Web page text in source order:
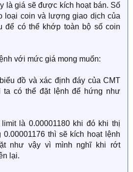
là giá sẽ được kích hoạt bán. Số
loại coin và lượng giao dịch của
để có thể khớp toàn bộ số coin
với mức giá mong muốn:
đồ và xác định đáy của CMT
ta có thể đặt lệnh để hứng như
là 0.00001180 khi đó khi thị
thì sẽ kích hoạt lệnh
như vậy vì mình nghĩ khi rớt
lại.